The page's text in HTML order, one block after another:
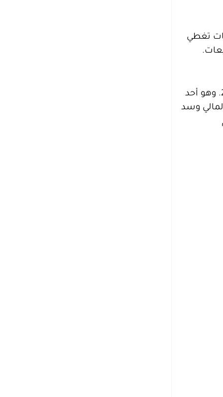
تغطي
بنك المنشآت الصغيرة والمتوسطة هو بنك حكومي سعودي أنشئ بقرار مجلس الوزراء الصادر بتاريخ 16 فبراير 2021. وهو أحد
وسد
رؤية 2030م